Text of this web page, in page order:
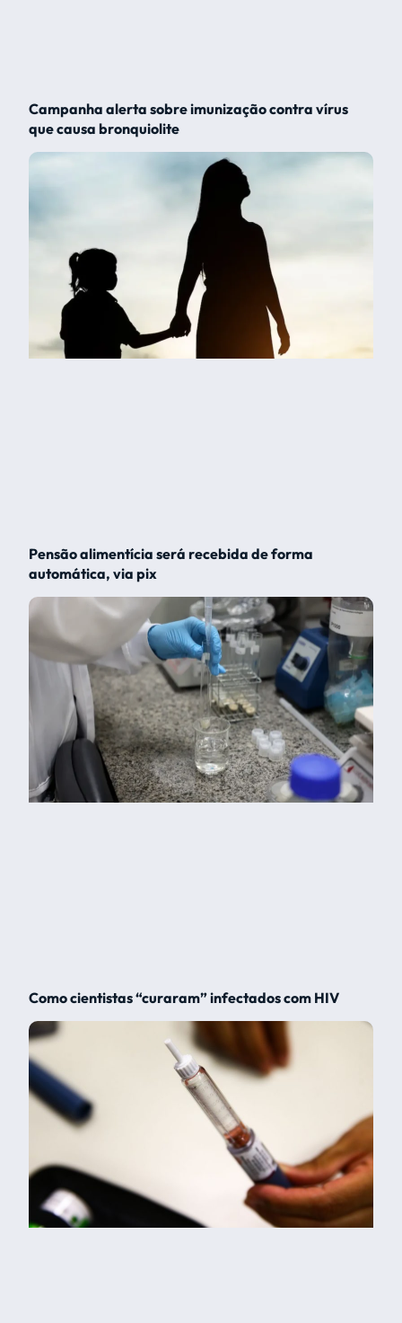
Campanha alerta sobre imunização contra vírus
que causa bronquiolite
Pensão alimentícia será recebida de forma
automática, via pix
Como cientistas “curaram” infectados com HIV